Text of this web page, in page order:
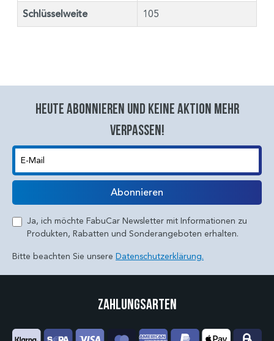
Schlüsselweite 105
Heute abonnieren und keine aktion mehr
verpassen!
E-Mail
Abonnieren
Ja, ich möchte FabuCar Newsletter mit Informationen zu
Produkten, Rabatten und Sonderangeboten erhalten.
Bitte beachten Sie unsere Datenschutzerklärung.
Zahlungsarten